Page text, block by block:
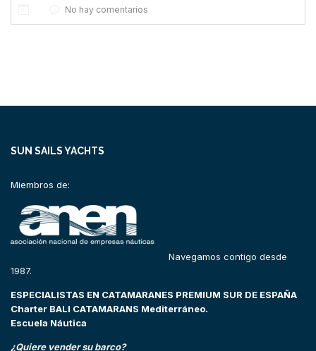
No hay comentarios
SUN SAILS YACHTS
Miembros de:
Navegamos contigo desde
1987.
ESPECIALISTAS EN CATAMARANES PREMIUM SUR DE ESPAÑA
Charter BALI CATAMARANS Mediterráneo.
Escuela Náutica
¿Quiere vender su barco?